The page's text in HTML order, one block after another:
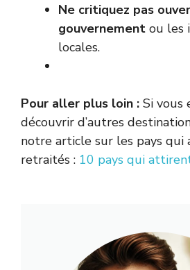
Ne critiquez pas
gouvernement ou les
locales.
Pour aller plus loin : Si vous
découvrir d’autres
notre article sur les pays
retraités : 10 pays qui